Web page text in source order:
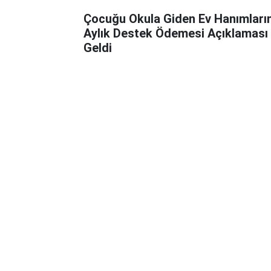
Çocuğu Okula Giden Ev
Aylık Destek Ödemesi Açıklaması
Geldi